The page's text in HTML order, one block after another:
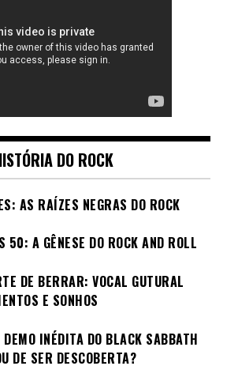
DO ROCK
AS RAÍZES NEGRAS DO ROCK
50: A GÊNESE DO ROCK AND ROLL
DE BERRAR: VOCAL GUTURAL
E SONHOS
DEMO INÉDITA DO BLACK SABBATH
DE SER DESCOBERTA?